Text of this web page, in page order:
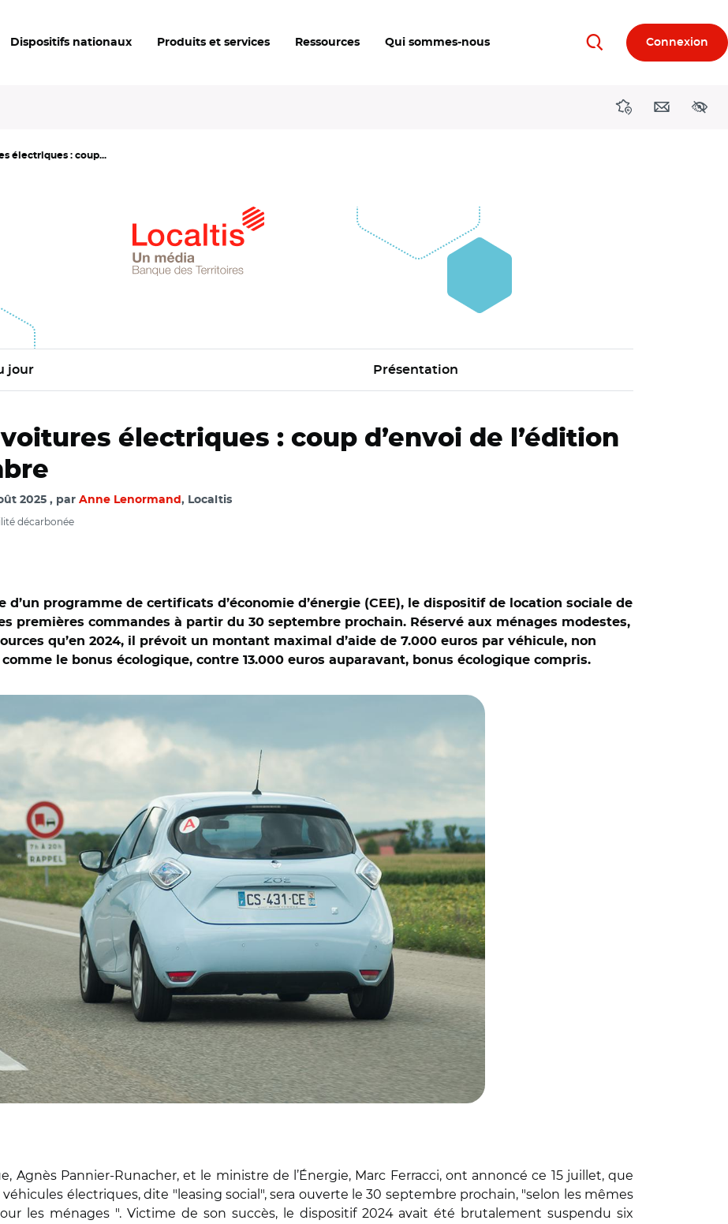
Dispositifs nationaux Produits et services Ressources Qui sommes-nous RechercherConnexion
DirectionsContact
électriques : coup...
jour Présentation
électriques : coup d’envoi de l’édition
2025 par Anne Lenormand , Localtis
décarbonée
d’un programme de certificats d’économie d’énergie (CEE), le dispositif de location sociale de
premières commandes à partir du 30 septembre prochain. Réservé aux ménages modestes,
qu’en 2024, il prévoit un montant maximal d’aide de 7.000 euros par véhicule, non
le bonus écologique, contre 13.000 euros auparavant, bonus écologique compris.
Agnès Pannier-Runacher, et le ministre de l’Énergie, Marc Ferracci, ont annoncé ce 15 juillet, que
véhicules électriques, dite "leasing social", sera ouverte le 30 septembre prochain, "selon les mêmes
les ménages ". Victime de son succès, le dispositif 2024 avait été brutalement suspendu six